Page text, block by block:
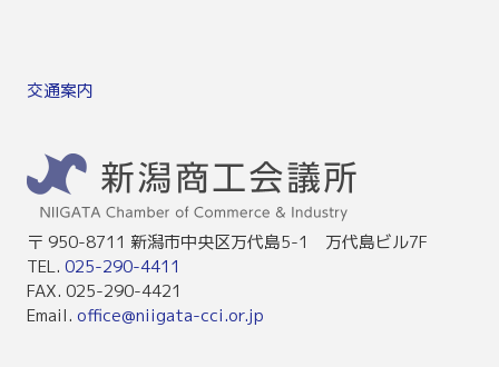
交通案内
〒 950-8711 新潟市中央区万代島5-1 万代島ビル7F
TEL. 025-290-4411
FAX. 025-290-4421
Email. office@niigata-cci.or.jp